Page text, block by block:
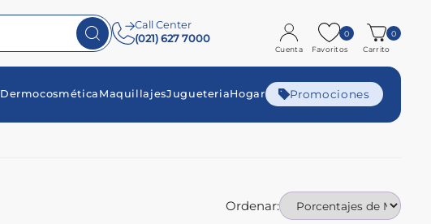
Call Center
(021) 627 7000
Cuenta Favoritos
0
Carrito
0
Dermocosmética MaquillajesJugueteriaHogar Promociones
Ordenar: